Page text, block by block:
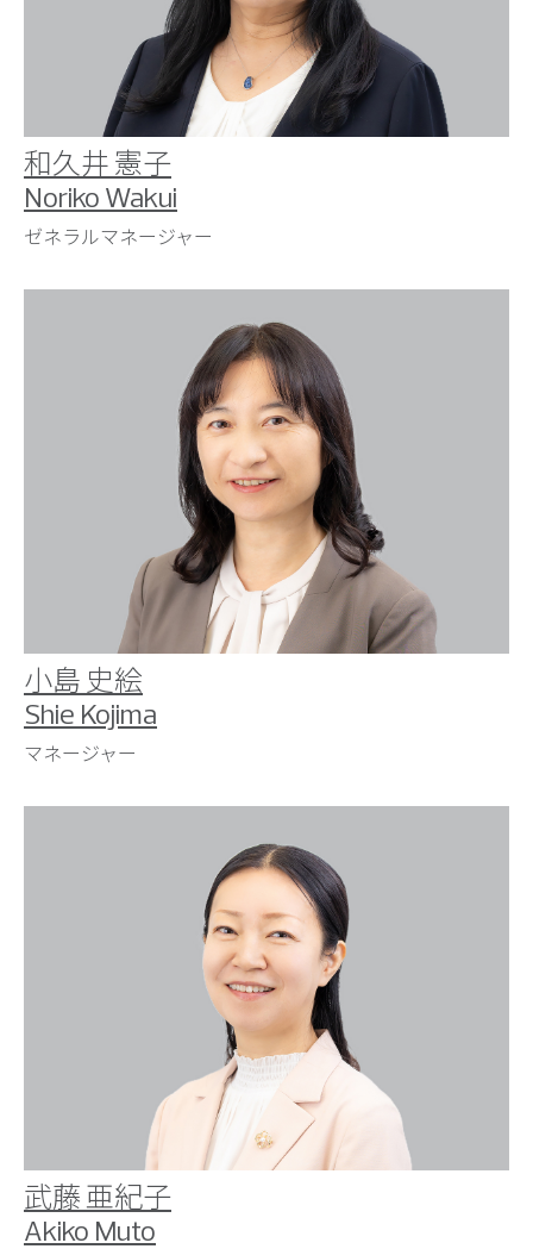
和久井 憲子
Noriko Wakui
ゼネラルマネージャー
小島 史絵
Shie Kojima
マネージャー
武藤 亜紀子
Akiko Muto